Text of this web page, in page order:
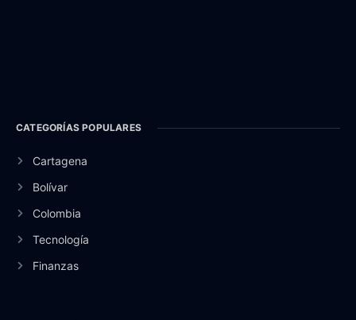
CATEGORÍAS POPULARES
Cartagena
Bolívar
Colombia
Tecnología
Finanzas